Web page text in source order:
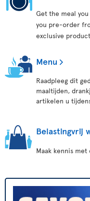
Get the meal
you pre-order
exclusive
Menu
Raadpleeg dit
maaltijden,
artikelen u
Belastingvrij
Maak kennis